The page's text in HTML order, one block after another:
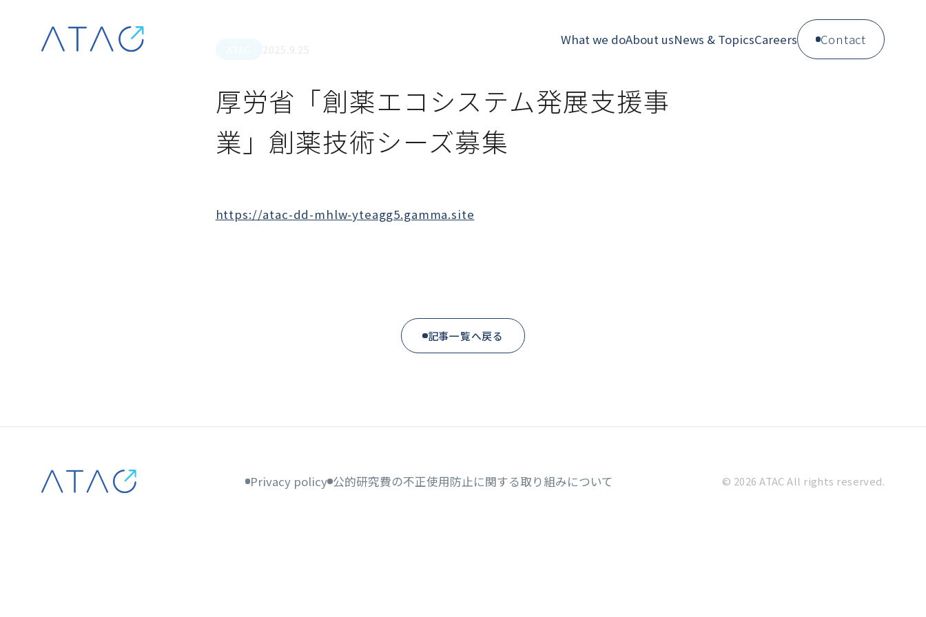
What we doAbout usNews & TopicsCareers Contact
厚労省「創薬エコシステム発展支援事
業」創薬技術シーズ募集
https://atac-dd-mhlw-yteagg5.gamma.site
記事一覧へ戻る
Privacy policy 公的研究費の不正使用防止に関する取り組みについて © 2026 ATAC All rights reserved.